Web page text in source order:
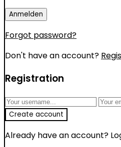
Forgot password?
Don't have an account?
Registration
Already have an account?